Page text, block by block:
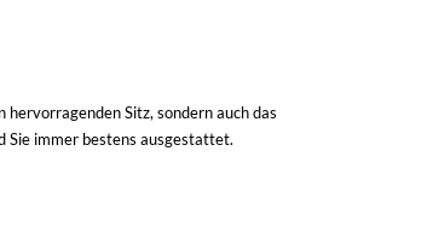
Sitz, sondern auch das
Sie immer bestens ausgestattet.